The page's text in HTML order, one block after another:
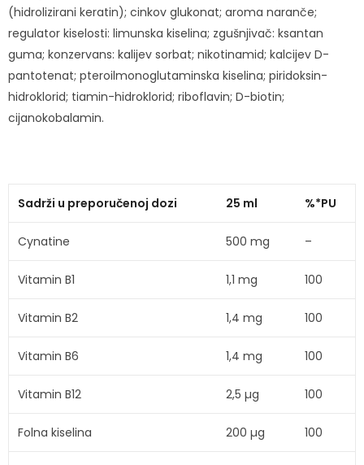
(hidrolizirani keratin); cinkov glukonat; aroma naranče;
regulator kiselosti: limunska kiselina; zgušnjivač: ksantan
guma; konzervans: kalijev sorbat; nikotinamid; kalcijev D-
pantotenat; pteroilmonoglutaminska kiselina; piridoksin-
hidroklorid; tiamin-hidroklorid; riboflavin; D-biotin;
cijanokobalamin.
Sadrži u preporučenoj dozi 25 ml %*PU
Cynatine 500 mg –
Vitamin B1 1,1 mg 100
Vitamin B2 1,4 mg 100
Vitamin B6 1,4 mg 100
Vitamin B12 2,5 µg 100
Folna kiselina 200 µg 100